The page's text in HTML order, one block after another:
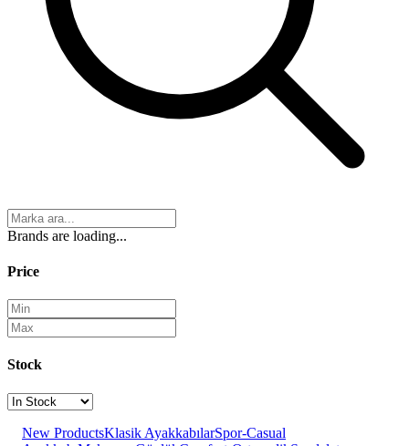
Brands are loading...
Price
Stock
New ProductsKlasik AyakkabılarSpor-Casual